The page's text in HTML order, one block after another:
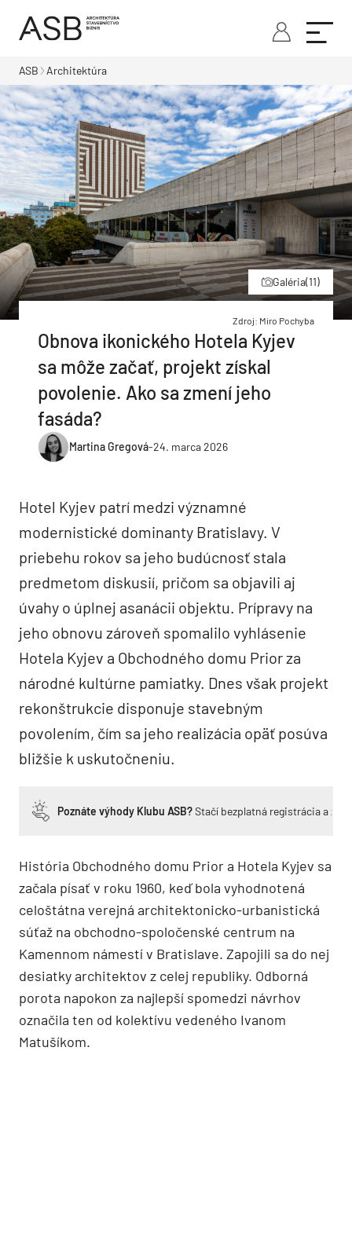
ASB Architektúra
Galéria(11)
Zdroj: Miro Pochyba
Obnova ikonického Hotela Kyjev
sa môže začať, projekt získal
povolenie. Ako sa zmení jeho
fasáda?
Martina Gregová-24. marca 2026
Hotel Kyjev patrí medzi významné
modernistické dominanty Bratislavy. V
priebehu rokov sa jeho budúcnosť stala
predmetom diskusií, pričom sa objavili aj
úvahy o úplnej asanácii objektu. Prípravy na
jeho obnovu zároveň spomalilo vyhlásenie
Hotela Kyjev a Obchodného domu Prior za
národné kultúrne pamiatky. Dnes však projekt
rekonštrukcie disponuje stavebným
povolením, čím sa jeho realizácia opäť posúva
bližšie k uskutočneniu.
Poznáte výhody Klubu ASB?Stačí bezplatná registrácia a
História Obchodného domu Prior a Hotela Kyjev sa
začala písať v roku 1960, keď bola vyhodnotená
celoštátna verejná architektonicko-urbanistická
súťaž na obchodno-spoločenské centrum na
Kamennom námestí v Bratislave. Zapojili sa do nej
desiatky architektov z celej republiky. Odborná
porota napokon za najlepší spomedzi návrhov
označila ten od kolektívu vedeného Ivanom
Matušíkom.